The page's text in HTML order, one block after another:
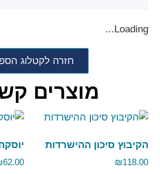
Loading...
חזרה לקטלוג
מוצרים
הקיבוץ סיכון ההישרדות
₪118.00
62.00